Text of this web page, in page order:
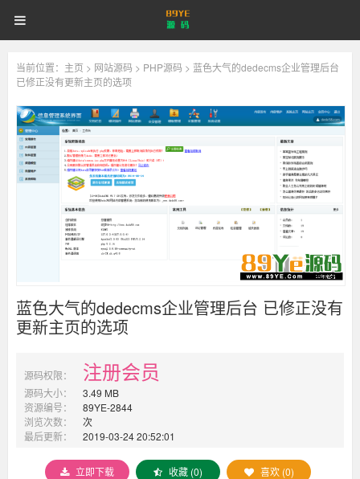
89YE
源
码
89YE 首页
商业源码 破解软件 视频教程 更多
当前位置： 主页 > 网站源码 > PHP源码 > 蓝色大气的dedecms企业管理后台
已修正没有更新主页的选项
蓝色大气的dedecms企业管理后台 已修正没有
更新主页的选项
源码权限： 注册会员
源码大小：
3.49 MB
资源编号：
89YE-2844
浏览次数：
次
最后更新：
2019-03-24 20:52:01
立即下载 收藏 (0) 喜欢 (0)